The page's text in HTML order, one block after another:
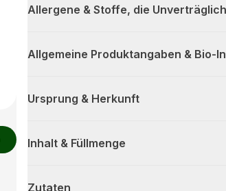
Allergene & Stoffe, die
Allgemeine Produktangaben & Bio-
Ursprung & Herkunft
Inhalt & Füllmenge
Zutaten